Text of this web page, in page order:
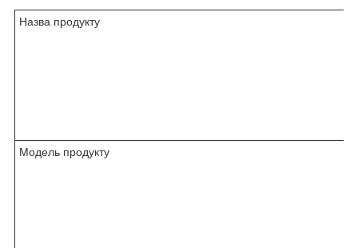
Назва продукту
Модель продукту